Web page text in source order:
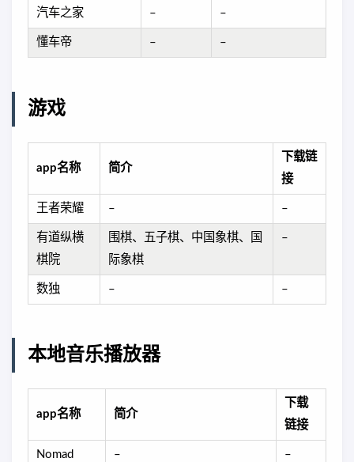
汽车之家 – –
懂车帝 – –
游戏
app名称 简介
下载链
接
王者荣耀 – –
有道纵横
棋院
围棋、五子棋、中国象棋、国
际象棋
–
数独 – –
本地音乐播放器
app名称 简介
下载
链接
Nomad – –